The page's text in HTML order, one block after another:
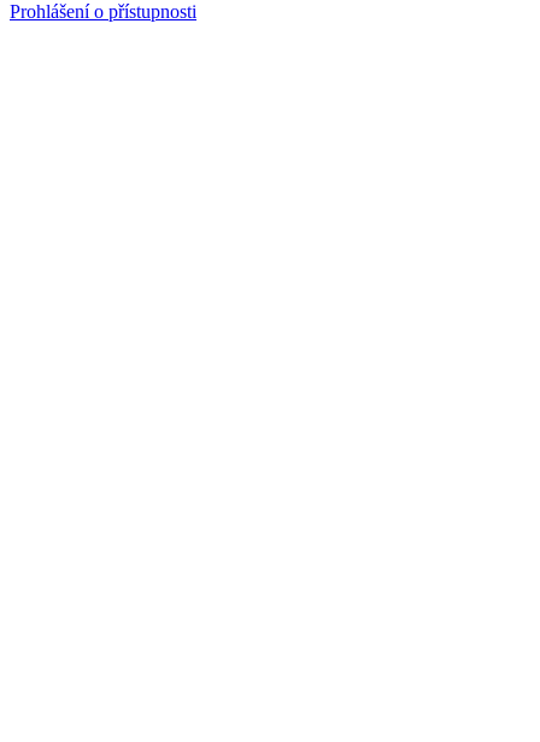
Prohlášení o přístupnosti